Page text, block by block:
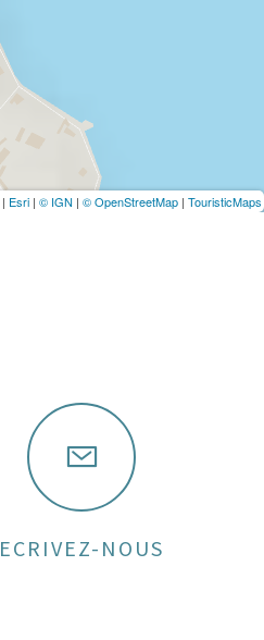
| Esri | © IGN | © OpenStreetMap | TouristicMaps
ECRIVEZ-NOUS